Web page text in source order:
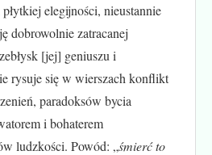
elegijności, nieustannie
dobrowolnie zatracanej
[jej] geniuszu i
rysuje się w wierszach konflikt
paradoksów bycia
i bohaterem
ludzkości. Powód: „śmierć to